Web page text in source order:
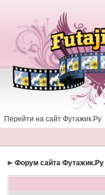
Перейти на сайт Футажик.Ру
Форум сайта Футажик.Ру